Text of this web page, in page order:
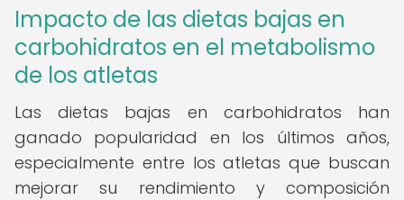
Impacto de las dietas bajas en
carbohidratos en el metabolismo
de los atletas
Las dietas bajas en carbohidratos han
ganado popularidad en los últimos años,
especialmente entre los atletas que buscan
mejorar su rendimiento y composición